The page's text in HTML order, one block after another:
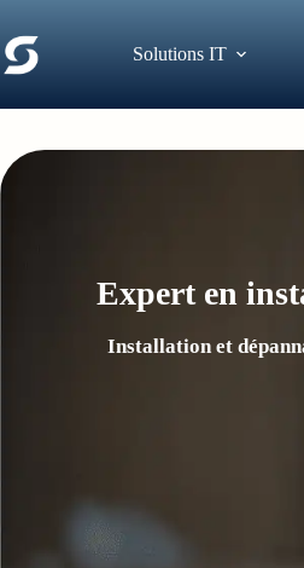
contenu
Solutions IT
Expert en
Installation et